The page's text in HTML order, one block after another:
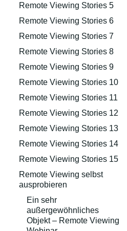
Remote Viewing Stories 5
Remote Viewing Stories 6
Remote Viewing Stories 7
Remote Viewing Stories 8
Remote Viewing Stories 9
Remote Viewing Stories 10
Remote Viewing Stories 11
Remote Viewing Stories 12
Remote Viewing Stories 13
Remote Viewing Stories 14
Remote Viewing Stories 15
Remote Viewing selbst
ausprobieren
Ein sehr
außergewöhnliches
Objekt – Remote Viewing